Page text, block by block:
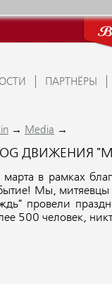
ПАРТНЁРЫ
→ Media →
ДВИЖЕНИЯ
марта в рамках
Мы, митяевцы
провели
500 человек,